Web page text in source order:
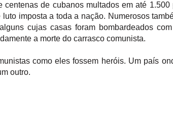
de cubanos multados em até 1.500
imposta a toda a nação. Numerosos
cujas casas foram bombardeados
a morte do carrasco comunista.
como eles fossem heróis. Um país
outro.